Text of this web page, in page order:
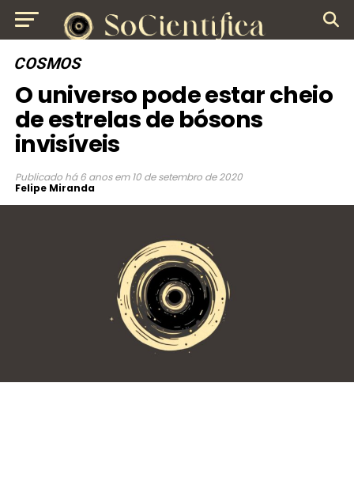
COSMOS
O universo pode estar cheio
de estrelas de bósons
invisíveis
Publicado há 6 anos em 10 de setembro de 2020
Felipe Miranda